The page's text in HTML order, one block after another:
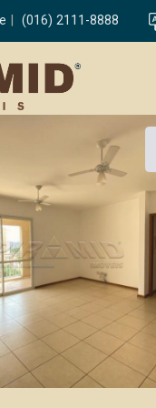
(016) 2111-8888